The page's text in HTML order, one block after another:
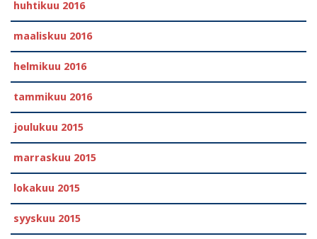
huhtikuu 2016
maaliskuu 2016
helmikuu 2016
tammikuu 2016
joulukuu 2015
marraskuu 2015
lokakuu 2015
syyskuu 2015